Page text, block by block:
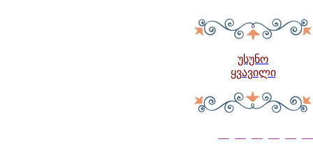
უსუნო
ყვავილი
— — — — —